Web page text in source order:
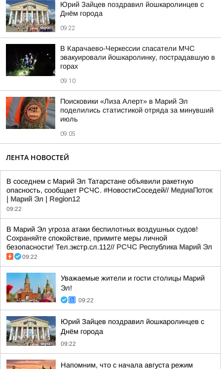
Юрий Зайцев поздравил йошкаролинцев с
Днём города
09:22
В Карачаево-Черкессии спасатели МЧС
эвакуировали йошкаролинку, пострадавшую в
горах
09:10
Поисковики «Лиза Алерт» в Марий Эл
поделились статистикой отряда за минувший
июль
09:05
ЛЕНТА НОВОСТЕЙ
В соседнем с Марий Эл Татарстане объявили ракетную
опасность, сообщает РСЧС. #НовостиСоседей// МедиаПоток
| Марий Эл | Region12
09:22
В Марий Эл угроза атаки беспилотных воздушных судов!
Сохраняйте спокойствие, примите меры личной
безопасности! Тел.экстр.сл.112// РСЧС Республика Марий Эл
09:22
Уважаемые жители и гости столицы Марий
Эл!
09:22
Юрий Зайцев поздравил йошкаролинцев с
Днём города
09:22
Напомним, что с начала августа режим